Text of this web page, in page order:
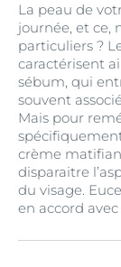
La peau de
journée, et ce,
particuliers ?
caractérisent
sébum, qui
souvent
Mais pour
crème
disparaitre
du visage.
en accord avec